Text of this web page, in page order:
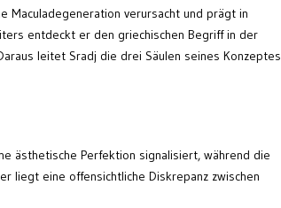
Maculadegeneration verursacht und prägt in
entdeckt er den griechischen Begriff in der
leitet Sradj die drei Säulen seines Konzeptes
ästhetische Perfektion signalisiert, während die
liegt eine offensichtliche Diskrepanz zwischen